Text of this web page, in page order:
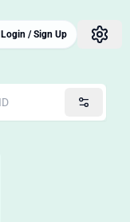
Login / Sign Up